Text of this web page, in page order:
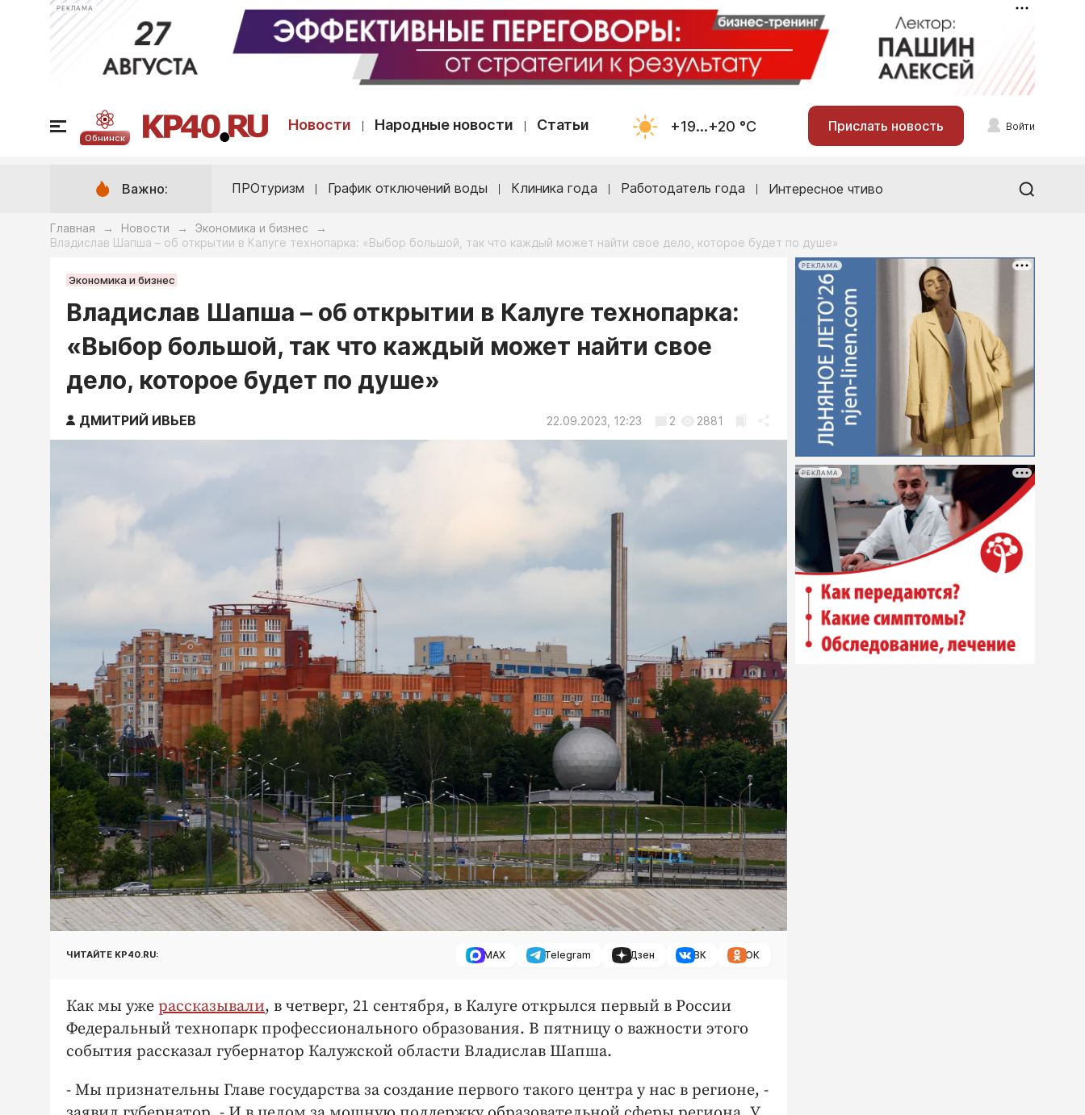
РЕКЛАМА
Обнинск
Новости Народные новости Статьи +19...+20 °С Прислать новость Войти
Важно: ПРОтуризм График отключений воды Клиника года Работодатель года Интересное чтиво
Главная → Новости → Экономика и бизнес →
Владислав Шапша – об открытии в Калуге технопарка: «Выбор большой, так что каждый может найти свое дело, которое будет по душе»
Экономика и бизнес
Владислав Шапша – об открытии в Калуге технопарка:
«Выбор большой, так что каждый может найти свое
дело, которое будет по душе»
ДМИТРИЙ ИВЬЕВ 22.09.2023, 12:23 2 2881
ЧИТАЙТЕ KP40.RU: MAX Telegram Дзен ВК ОК
Как мы уже рассказывали, в четверг, 21 сентября, в Калуге открылся первый в России
Федеральный технопарк профессионального образования. В пятницу о важности этого
события рассказал губернатор Калужской области Владислав Шапша.
- Мы признательны Главе государства за создание первого такого центра у нас в регионе, -
РЕКЛАМА
РЕКЛАМА